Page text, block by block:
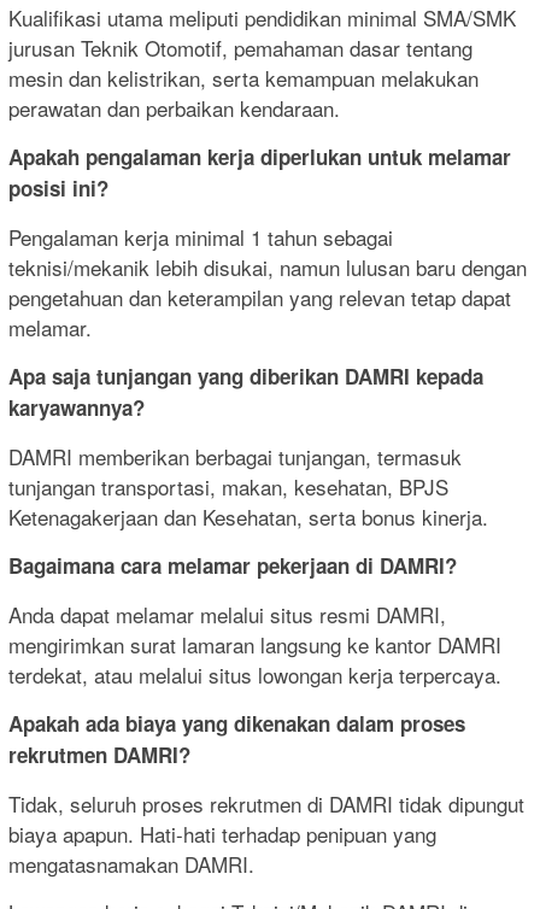
Kualifikasi utama meliputi pendidikan minimal SMA/SMK
jurusan Teknik Otomotif, pemahaman dasar tentang
mesin dan kelistrikan, serta kemampuan melakukan
perawatan dan perbaikan kendaraan.
Apakah pengalaman kerja diperlukan untuk melamar
posisi ini?
Pengalaman kerja minimal 1 tahun sebagai
teknisi/mekanik lebih disukai, namun lulusan baru dengan
pengetahuan dan keterampilan yang relevan tetap dapat
melamar.
Apa saja tunjangan yang diberikan DAMRI kepada
karyawannya?
DAMRI memberikan berbagai tunjangan, termasuk
tunjangan transportasi, makan, kesehatan, BPJS
Ketenagakerjaan dan Kesehatan, serta bonus kinerja.
Bagaimana cara melamar pekerjaan di DAMRI?
Anda dapat melamar melalui situs resmi DAMRI,
mengirimkan surat lamaran langsung ke kantor DAMRI
terdekat, atau melalui situs lowongan kerja terpercaya.
Apakah ada biaya yang dikenakan dalam proses
rekrutmen DAMRI?
Tidak, seluruh proses rekrutmen di DAMRI tidak dipungut
biaya apapun. Hati-hati terhadap penipuan yang
mengatasnamakan DAMRI.